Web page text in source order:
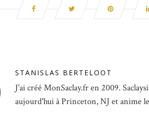
STANISLAS BERTELOOT
J'ai créé MonSaclay.fr en 2009.
aujourd'hui à Princeton, NJ et anime